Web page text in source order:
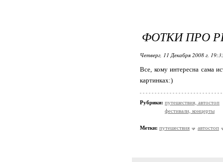
ФОТКИ ПРО
Четверг, 11 Декабря 2008 г.
Все, кому интересна сама
картинках:)
Рубрики: путешествия, автостоп
фестивали, концерты
Метки: путешествия автостоп